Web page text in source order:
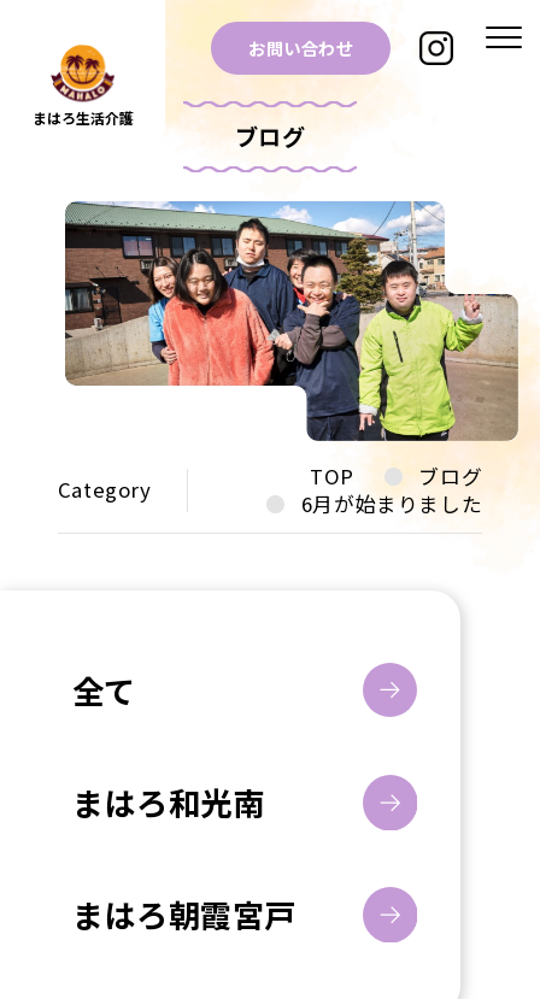
まはろ生活介護
お問い合わせ
ブログ
Category TOP
ブログ
6月が始まりました
全て
まはろ和光南
まはろ朝霞宮戸